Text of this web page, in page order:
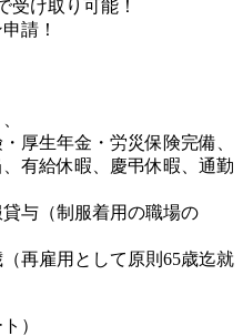
受け取り可能！
請！
厚生年金・労災保険完備、
有給休暇、慶弔休暇、通勤
与（制服着用の職場の
再雇用として原則65歳迄就
）